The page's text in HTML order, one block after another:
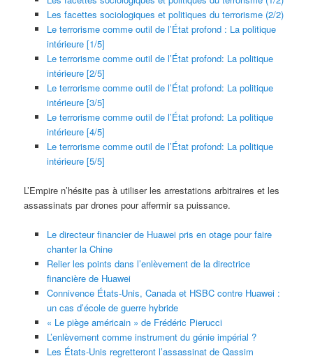
Les facettes sociologiques et politiques du terrorisme (2/2)
Le terrorisme comme outil de l’État profond : La politique
intérieure [1/5]
Le terrorisme comme outil de l’État profond: La politique
intérieure [2/5]
Le terrorisme comme outil de l’État profond: La politique
intérieure [3/5]
Le terrorisme comme outil de l’État profond: La politique
intérieure [4/5]
Le terrorisme comme outil de l’État profond: La politique
intérieure [5/5]
L’Empire n’hésite pas à utiliser les arrestations arbitraires et les
assassinats par drones pour affermir sa puissance.
Le directeur financier de Huawei pris en otage pour faire
chanter la Chine
Relier les points dans l’enlèvement de la directrice
financière de Huawei
Connivence États-Unis, Canada et HSBC contre Huawei :
un cas d’école de guerre hybride
« Le piège américain » de Frédéric Pierucci
L’enlèvement comme instrument du génie impérial ?
Les États-Unis regretteront l’assassinat de Qassim